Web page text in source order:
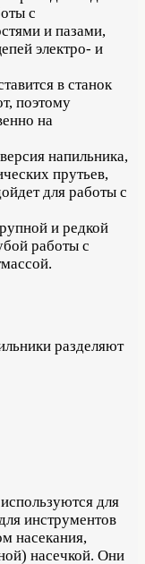
с
и пазами,
электро- и
в станок
поэтому
на
напильника,
прутьев,
для работы с
и редкой
работы с
разделяют
для
инструментов
насекания,
насечкой. Они